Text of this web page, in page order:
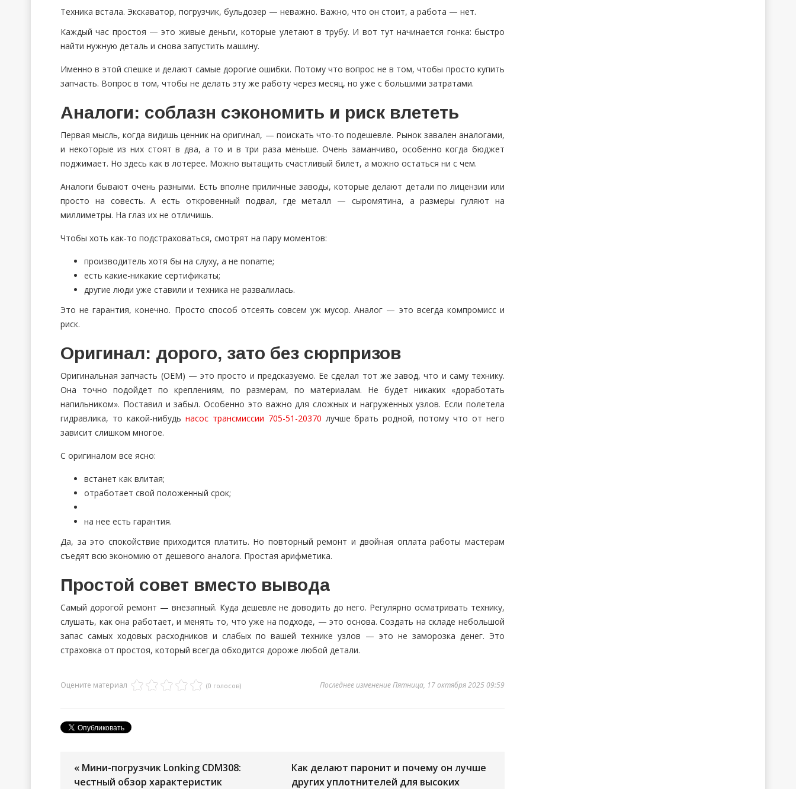
Техника встала. Экскаватор, погрузчик, бульдозер — неважно. Важно, что он стоит, а работа — нет.
Каждый час простоя — это живые деньги, которые улетают в трубу. И вот тут начинается гонка: быстро
найти нужную деталь и снова запустить машину.
Именно в этой спешке и делают самые дорогие ошибки. Потому что вопрос не в том, чтобы просто купить
запчасть. Вопрос в том, чтобы не делать эту же работу через месяц, но уже с большими затратами.
Аналоги: соблазн сэкономить и риск влететь
Первая мысль, когда видишь ценник на оригинал, — поискать что-то подешевле. Рынок завален аналогами,
и некоторые из них стоят в два, а то и в три раза меньше. Очень заманчиво, особенно когда бюджет
поджимает. Но здесь как в лотерее. Можно вытащить счастливый билет, а можно остаться ни с чем.
Аналоги бывают очень разными. Есть вполне приличные заводы, которые делают детали по лицензии или
просто на совесть. А есть откровенный подвал, где металл — сыромятина, а размеры гуляют на
миллиметры. На глаз их не отличишь.
Чтобы хоть как-то подстраховаться, смотрят на пару моментов:
производитель хотя бы на слуху, а не noname;
есть какие-никакие сертификаты;
другие люди уже ставили и техника не развалилась.
Это не гарантия, конечно. Просто способ отсеять совсем уж мусор. Аналог — это всегда компромисс и
риск.
Оригинал: дорого, зато без сюрпризов
Оригинальная запчасть (OEM) — это просто и предсказуемо. Ее сделал тот же завод, что и саму технику.
Она точно подойдет по креплениям, по размерам, по материалам. Не будет никаких «доработать
напильником». Поставил и забыл. Особенно это важно для сложных и нагруженных узлов. Если полетела
гидравлика, то какой-нибудь насос трансмиссии 705-51-20370 лучше брать родной, потому что от него
зависит слишком многое.
С оригиналом все ясно:
встанет как влитая;
отработает свой положенный срок;
на нее есть гарантия.
Да, за это спокойствие приходится платить. Но повторный ремонт и двойная оплата работы мастерам
съедят всю экономию от дешевого аналога. Простая арифметика.
Простой совет вместо вывода
Самый дорогой ремонт — внезапный. Куда дешевле не доводить до него. Регулярно осматривать технику,
слушать, как она работает, и менять то, что уже на подходе, — это основа. Создать на складе небольшой
запас самых ходовых расходников и слабых по вашей технике узлов — это не заморозка денег. Это
страховка от простоя, который всегда обходится дороже любой детали.
Оцените материал (0 голосов) Последнее изменение Пятница, 17 октября 2025 09:59
« Мини-погрузчик Lonking CDM308:
честный обзор характеристик
Как делают паронит и почему он лучше
других уплотнителей для высоких